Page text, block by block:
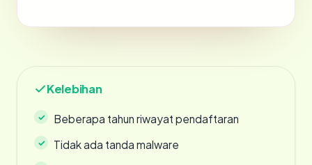
Kelebihan
Beberapa tahun riwayat pendaftaran
Tidak ada tanda malware